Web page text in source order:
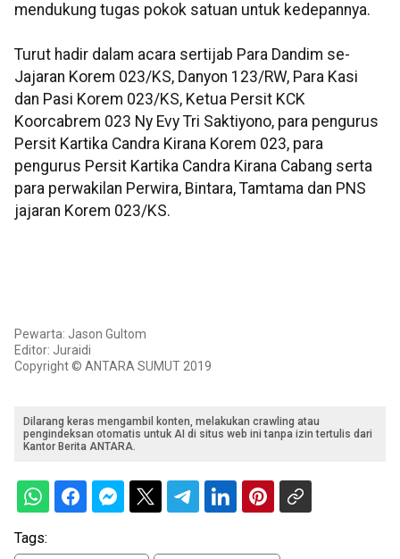
mendukung tugas pokok satuan untuk kedepannya.
Turut hadir dalam acara sertijab Para Dandim se-
Jajaran Korem 023/KS, Danyon 123/RW, Para Kasi
dan Pasi Korem 023/KS, Ketua Persit KCK
Koorcabrem 023 Ny Evy Tri Saktiyono, para pengurus
Persit Kartika Candra Kirana Korem 023, para
pengurus Persit Kartika Candra Kirana Cabang serta
para perwakilan Perwira, Bintara, Tamtama dan PNS
jajaran Korem 023/KS.
Pewarta: Jason Gultom
Editor: Juraidi
Copyright © ANTARA SUMUT 2019
Dilarang keras mengambil konten, melakukan crawling atau
pengindeksan otomatis untuk AI di situs web ini tanpa izin tertulis dari
Kantor Berita ANTARA.
Tags: